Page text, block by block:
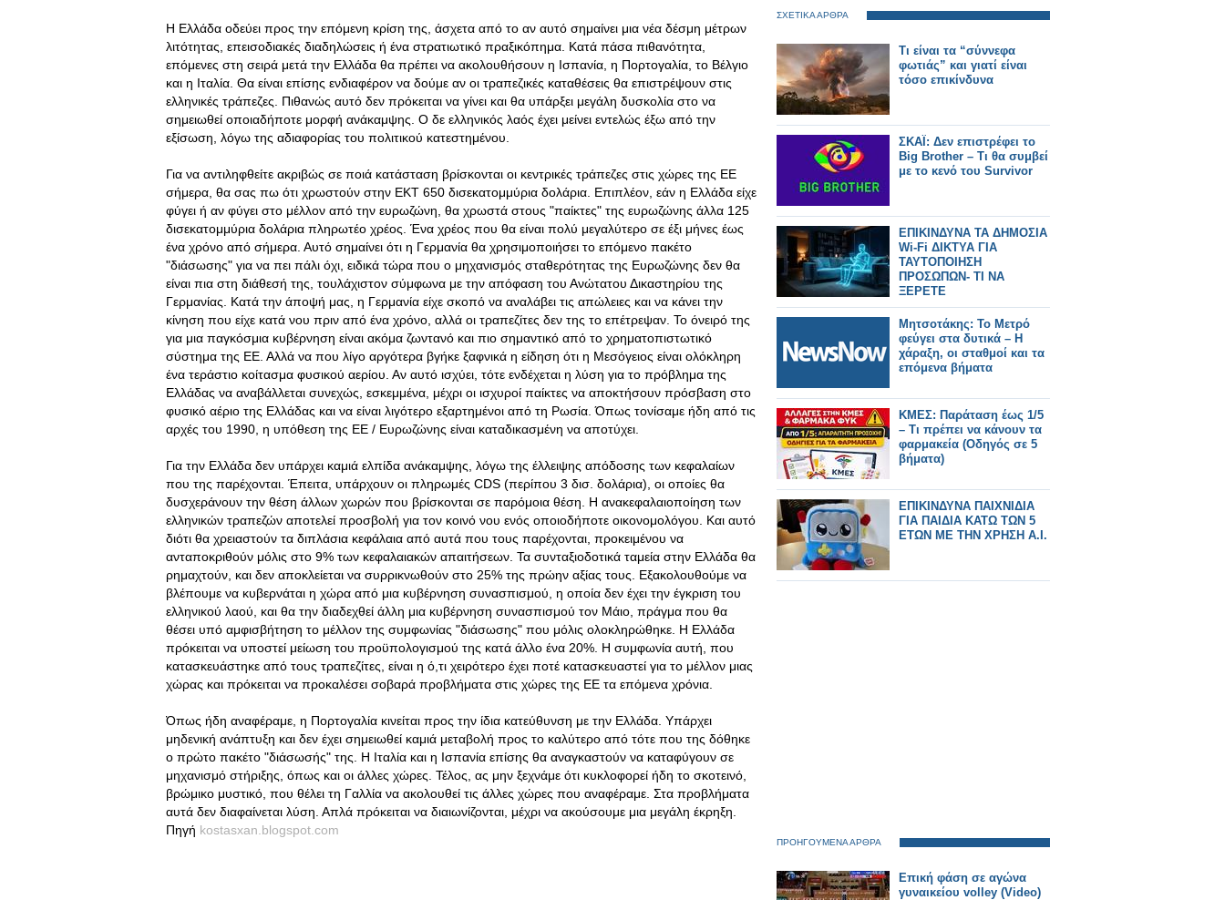
Η Ελλάδα οδεύει προς την επόμενη κρίση της, άσχετα από το αν αυτό σημαίνει μια νέα δέσμη μέτρων
λιτότητας, επεισοδιακές διαδηλώσεις ή ένα στρατιωτικό πραξικόπημα. Κατά πάσα πιθανότητα,
επόμενες στη σειρά μετά την Ελλάδα θα πρέπει να ακολουθήσουν η Ισπανία, η Πορτογαλία, το Βέλγιο
και η Ιταλία. Θα είναι επίσης ενδιαφέρον να δούμε αν οι τραπεζικές καταθέσεις θα επιστρέψουν στις
ελληνικές τράπεζες. Πιθανώς αυτό δεν πρόκειται να γίνει και θα υπάρξει μεγάλη δυσκολία στο να
σημειωθεί οποιαδήποτε μορφή ανάκαμψης. Ο δε ελληνικός λαός έχει μείνει εντελώς έξω από την
εξίσωση, λόγω της αδιαφορίας του πολιτικού κατεστημένου.
Για να αντιληφθείτε ακριβώς σε ποιά κατάσταση βρίσκονται οι κεντρικές τράπεζες στις χώρες της ΕΕ
σήμερα, θα σας πω ότι χρωστούν στην ΕΚΤ 650 δισεκατομμύρια δολάρια. Επιπλέον, εάν η Ελλάδα είχε
φύγει ή αν φύγει στο μέλλον από την ευρωζώνη, θα χρωστά στους "παίκτες" της ευρωζώνης άλλα 125
δισεκατομμύρια δολάρια πληρωτέο χρέος. Ένα χρέος που θα είναι πολύ μεγαλύτερο σε έξι μήνες έως
ένα χρόνο από σήμερα. Αυτό σημαίνει ότι η Γερμανία θα χρησιμοποιήσει το επόμενο πακέτο
"διάσωσης" για να πει πάλι όχι, ειδικά τώρα που ο μηχανισμός σταθερότητας της Ευρωζώνης δεν θα
είναι πια στη διάθεσή της, τουλάχιστον σύμφωνα με την απόφαση του Ανώτατου Δικαστηρίου της
Γερμανίας. Κατά την άποψή μας, η Γερμανία είχε σκοπό να αναλάβει τις απώλειες και να κάνει την
κίνηση που είχε κατά νου πριν από ένα χρόνο, αλλά οι τραπεζίτες δεν της το επέτρεψαν. Το όνειρό της
για μια παγκόσμια κυβέρνηση είναι ακόμα ζωντανό και πιο σημαντικό από το χρηματοπιστωτικό
σύστημα της ΕΕ. Αλλά να που λίγο αργότερα βγήκε ξαφνικά η είδηση ότι η Μεσόγειος είναι ολόκληρη
ένα τεράστιο κοίτασμα φυσικού αερίου. Αν αυτό ισχύει, τότε ενδέχεται η λύση για το πρόβλημα της
Ελλάδας να αναβάλλεται συνεχώς, εσκεμμένα, μέχρι οι ισχυροί παίκτες να αποκτήσουν πρόσβαση στο
φυσικό αέριο της Ελλάδας και να είναι λιγότερο εξαρτημένοι από τη Ρωσία. Όπως τονίσαμε ήδη από τις
αρχές του 1990, η υπόθεση της ΕΕ / Ευρωζώνης είναι καταδικασμένη να αποτύχει.
Για την Ελλάδα δεν υπάρχει καμιά ελπίδα ανάκαμψης, λόγω της έλλειψης απόδοσης των κεφαλαίων
που της παρέχονται. Έπειτα, υπάρχουν οι πληρωμές CDS (περίπου 3 δισ. δολάρια), οι οποίες θα
δυσχεράνουν την θέση άλλων χωρών που βρίσκονται σε παρόμοια θέση. Η ανακεφαλαιοποίηση των
ελληνικών τραπεζών αποτελεί προσβολή για τον κοινό νου ενός οποιοδήποτε οικονομολόγου. Και αυτό
διότι θα χρειαστούν τα διπλάσια κεφάλαια από αυτά που τους παρέχονται, προκειμένου να
ανταποκριθούν μόλις στο 9% των κεφαλαιακών απαιτήσεων. Τα συνταξιοδοτικά ταμεία στην Ελλάδα θα
ρημαχτούν, και δεν αποκλείεται να συρρικνωθούν στο 25% της πρώην αξίας τους. Εξακολουθούμε να
βλέπουμε να κυβερνάται η χώρα από μια κυβέρνηση συνασπισμού, η οποία δεν έχει την έγκριση του
ελληνικού λαού, και θα την διαδεχθεί άλλη μια κυβέρνηση συνασπισμού τον Μάιο, πράγμα που θα
θέσει υπό αμφισβήτηση το μέλλον της συμφωνίας "διάσωσης" που μόλις ολοκληρώθηκε. Η Ελλάδα
πρόκειται να υποστεί μείωση του προϋπολογισμού της κατά άλλο ένα 20%. Η συμφωνία αυτή, που
κατασκευάστηκε από τους τραπεζίτες, είναι η ό,τι χειρότερο έχει ποτέ κατασκευαστεί για το μέλλον μιας
χώρας και πρόκειται να προκαλέσει σοβαρά προβλήματα στις χώρες της ΕΕ τα επόμενα χρόνια.
Όπως ήδη αναφέραμε, η Πορτογαλία κινείται προς την ίδια κατεύθυνση με την Ελλάδα. Υπάρχει
μηδενική ανάπτυξη και δεν έχει σημειωθεί καμιά μεταβολή προς το καλύτερο από τότε που της δόθηκε
ο πρώτο πακέτο "διάσωσής" της. Η Ιταλία και η Ισπανία επίσης θα αναγκαστούν να καταφύγουν σε
μηχανισμό στήριξης, όπως και οι άλλες χώρες. Τέλος, ας μην ξεχνάμε ότι κυκλοφορεί ήδη το σκοτεινό,
βρώμικο μυστικό, που θέλει τη Γαλλία να ακολουθεί τις άλλες χώρες που αναφέραμε. Στα προβλήματα
αυτά δεν διαφαίνεται λύση. Απλά πρόκειται να διαιωνίζονται, μέχρι να ακούσουμε μια μεγάλη έκρηξη.
Πηγή kostasxan.blogspot.com
ΣΧΕΤΙΚΑ ΑΡΘΡΑ
Τι είναι τα “σύννεφα
φωτιάς” και γιατί είναι
τόσο επικίνδυνα
ΣΚΑΪ: Δεν επιστρέφει το
Big Brother – Τι θα συμβεί
με το κενό του Survivor
ΕΠΙΚΙΝΔΥΝΑ ΤΑ ΔΗΜΟΣΙΑ
Wi‑Fi ΔΙΚΤΥΑ ΓΙΑ
ΤΑΥΤΟΠOΙΗΣΗ
ΠΡΟΣΩΠΩΝ- ΤΙ ΝΑ
ΞΕΡΕΤΕ
Μητσοτάκης: Το Μετρό
φεύγει στα δυτικά – Η
χάραξη, οι σταθμοί και τα
επόμενα βήματα
ΚΜΕΣ: Παράταση έως 1/5
– Τι πρέπει να κάνουν τα
φαρμακεία (Οδηγός σε 5
βήματα)
ΕΠΙΚΙΝΔΥΝΑ ΠΑΙΧΝΙΔΙΑ
ΓΙΑ ΠΑΙΔΙΑ ΚΑΤΩ ΤΩΝ 5
ΕΤΩΝ ΜΕ ΤΗΝ ΧΡΗΣΗ Α.Ι.
ΠΡΟΗΓΟΥΜΕΝΑ ΑΡΘΡΑ
Επική φάση σε αγώνα
γυναικείου volley (Video)